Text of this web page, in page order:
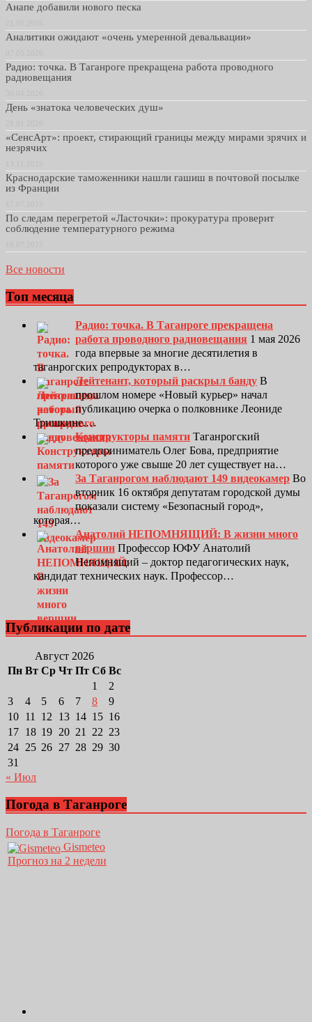
Анапе добавили нового песка
Аналитики ожидают «очень умеренной девальвации»
Радио: точка. В Таганроге прекращена работа проводного
радиовещания
День «знатока человеческих душ»
«СенсАрт»: проект, стирающий границы между мирами зрячих и
незрячих
Краснодарские таможенники нашли гашиш в почтовой посылке
из Франции
По следам перегретой «Ласточки»: прокуратура проверит
соблюдение температурного режима
Все новости
Топ месяца
Радио: точка. В Таганроге прекращена
работа проводного радиовещания 1 мая 2026
года впервые за многие десятилетия в
таганрогских репродукторах в…
Лейтенант, который раскрыл банду В
прошлом номере «Новый курьер» начал
публикацию очерка о полковнике Леониде
Тришкине.…
Конструкторы памяти Таганрогский
предприниматель Олег Бова, предприятие
которого уже свыше 20 лет существует на…
За Таганрогом наблюдают 149 видеокамер Во
вторник 16 октября депутатам городской думы
показали систему «Безопасный город»,
которая…
Анатолий НЕПОМНЯЩИЙ: В жизни много
вершин Профессор ЮФУ Анатолий
Непомнящий – доктор педагогических наук,
кандидат технических наук. Профессор…
Публикации по дате
Август 2026
Пн Вт Ср Чт Пт Сб Вс
1
2
3
4 5 6 7 8
9
10 11 12 13 14 15 16
17 18 19 20 21 22 23
24 25 26 27 28 29 30
31
« Июл
Погода в Таганроге
Погода в Таганроге
Gismeteo
Прогноз на 2 недели